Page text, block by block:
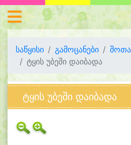
საწყისი გამოცანები
ტყის უბეში დაიბადა
ტყის უბეში დაიბადა